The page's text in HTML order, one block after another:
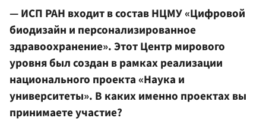
— ИСП РАН входит в состав НЦМУ «Цифровой
биодизайн и персонализированное
здравоохранение». Этот Центр мирового
уровня был создан в рамках реализации
национального проекта «Наука и
университеты». В каких именно проектах вы
принимаете участие?